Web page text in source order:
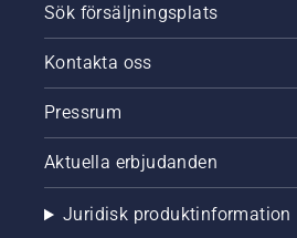
Sök försäljningsplats
Kontakta oss
Pressrum
Aktuella erbjudanden
Juridisk produktinformation